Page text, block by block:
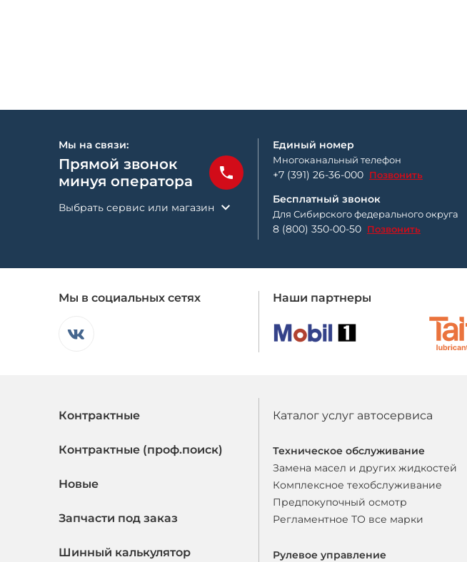
Мы на связи:
Прямой звонок
минуя оператора
Выбрать сервис или магазин
Единый номер
Многоканальный телефон
+7 (391) 26-36-000 Позвонить
Бесплатный звонок
Для Сибирского федерального округа
8 (800) 350-00-50 Позвонить
Мы в социальных сетях Наши партнеры
Контрактные
Контрактные (проф.поиск)
Новые
Запчасти под заказ
Шинный калькулятор
Каталог услуг автосервиса
Техническое обслуживание
Замена масел и других жидкостей
Комплексное техобслуживание
Предпокупочный осмотр
Регламентное ТО все марки
Рулевое управление